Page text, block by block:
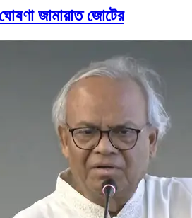
জামায়াত জোটের